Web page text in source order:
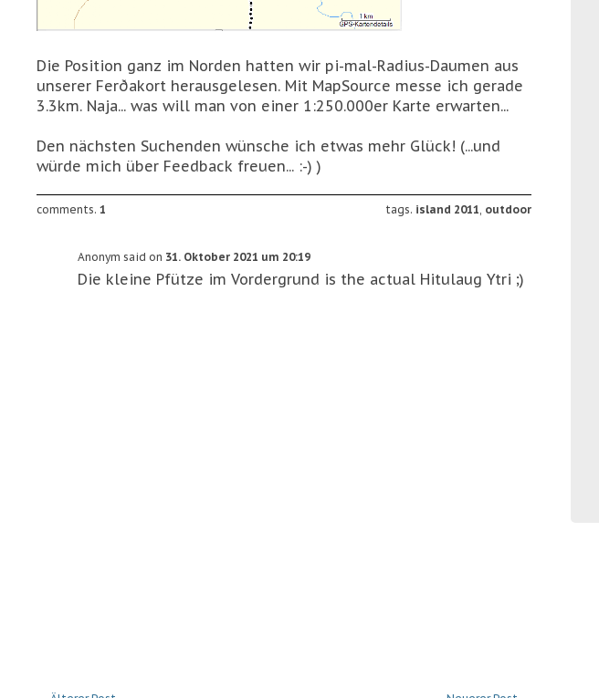
Die Position ganz im Norden hatten wir pi-mal-Radius-Daumen aus
unserer Ferðakort herausgelesen. Mit MapSource messe ich gerade
3.3km. Naja... was will man von einer 1:250.000er Karte erwarten...
Den nächsten Suchenden wünsche ich etwas mehr Glück! (...und
würde mich über Feedback freuen... :-) )
comments. 1 tags. island 2011, outdoor
Anonym said on 31. Oktober 2021 um 20:19
Die kleine Pfütze im Vordergrund is the actual Hitulaug Ytri ;)